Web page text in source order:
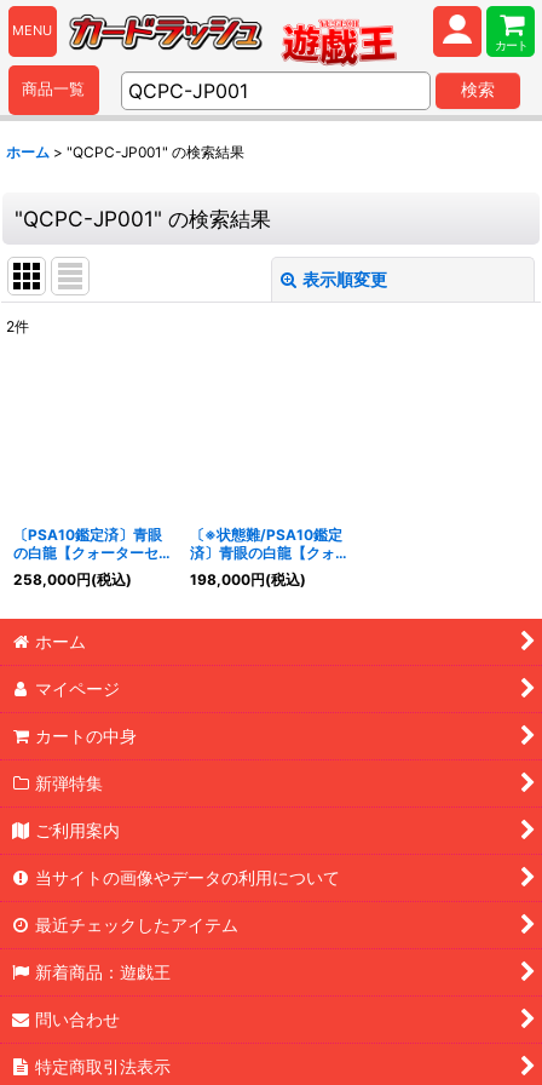
MENU
カート
商品一覧 検索
ホーム > "QCPC-JP001" の検索結果
"QCPC-JP001" の検索結果
表示順変更
カテゴリ:
絞り込む
2件
〔PSA10鑑定済〕青眼
の白龍【クォーターセン
チュリーシークレット】
{QCPC-JP001}《モン
258,000円(税込)
〔※状態難/PSA10鑑定
済〕青眼の白龍【クォー
ターセンチュリーシーク
レット】{QCPC-
198,000円(税込)
ホーム
マイページ
カートの中身
新弾特集
ご利用案内
当サイトの画像やデータの利用について
最近チェックしたアイテム
新着商品：遊戯王
問い合わせ
特定商取引法表示